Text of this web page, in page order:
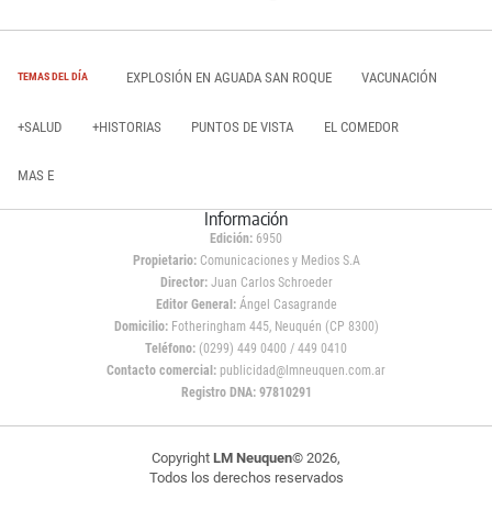
TEMAS DEL DÍA EXPLOSIÓN EN AGUADA SAN ROQUE VACUNACIÓN
+SALUD +HISTORIAS PUNTOS DE VISTA EL COMEDOR
MAS E
Información
Edición: 6950
Propietario:Comunicaciones y Medios S.A
Director: Juan Carlos Schroeder
Editor General:Ángel Casagrande
Domicilio:Fotheringham 445, Neuquén (CP 8300)
Teléfono: (0299) 449 0400 / 449 0410
Contacto comercial: publicidad@lmneuquen.com.ar
Registro DNA: 97810291
Copyright LM Neuquen© 2026,
Todos los derechos reservados